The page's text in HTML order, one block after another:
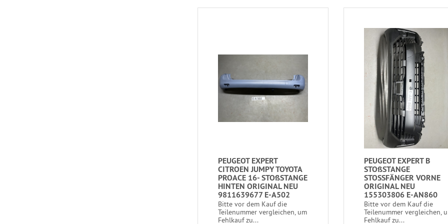
PEUGEOT EXPERT
CITROEN JUMPY TOYOTA
PROACE 16- STOßSTANGE
HINTEN ORIGINAL NEU
9811639677 E-A502
Bitte vor dem Kauf die
Teilenummer vergleichen, um
Fehlkauf zu...
PEUGEOT EXPERT B
STOßSTANGE
STOSSFÄNGER VORNE
ORIGINAL NEU
155303806 E-AN860
Bitte vor dem Kauf die
Teilenummer vergleichen,
Fehlkauf zu...